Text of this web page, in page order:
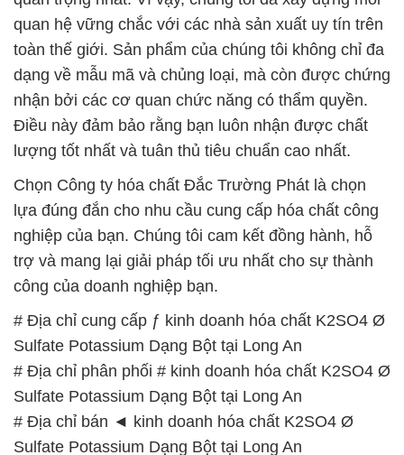
Điều này đảm bảo rằng bạn luôn nhận được chất
lượng tốt nhất và tuân thủ tiêu chuẩn cao nhất.
Chọn Công ty hóa chất Đắc Trường Phát là chọn
lựa đúng đắn cho nhu cầu cung cấp hóa chất công
nghiệp của bạn. Chúng tôi cam kết đồng hành, hỗ
trợ và mang lại giải pháp tối ưu nhất cho sự thành
công của doanh nghiệp bạn.
# Địa chỉ cung cấp ƒ kinh doanh hóa chất K2SO4 Ø
Sulfate Potassium Dạng Bột tại Long An
# Địa chỉ phân phối # kinh doanh hóa chất K2SO4 Ø
Sulfate Potassium Dạng Bột tại Long An
# Địa chỉ bán ◄ kinh doanh hóa chất K2SO4 Ø
Sulfate Potassium Dạng Bột tại Long An
# Cty chuyên kinh doanh { phân phối } hóa chất
K2SO4 Ø Sulfate Potassium Dạng Bột tại Long An
# Địa chỉ phân phối √ cung cấp hóa chất K2SO4 Ø
Sulfate Potassium Dạng Bột tại Long An